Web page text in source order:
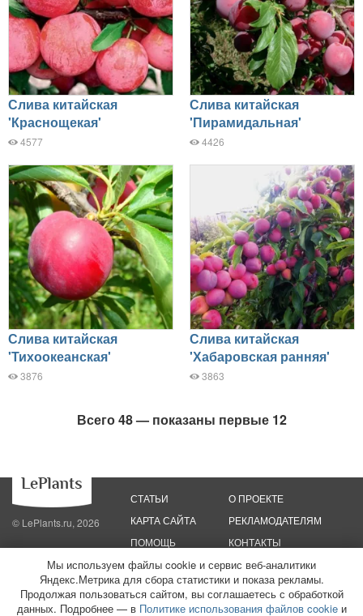
Слива китайская
'Краснощекая'
4577
Слива китайская
'Пирамидальная'
4426
Слива китайская
'Тихоокеанская'
3876
Слива китайская
'Хабаровская ранняя'
3863
Всего 48 — показаны первые 12
© LePlants.ru, 2026
СТАТЬИ
КАРТА САЙТА
ПОМОЩЬ
О ПРОЕКТЕ
РЕКЛАМОДАТЕЛЯМ
КОНТАКТЫ
Политика конфиденциальности
Политика использования файлов cookie
Пользовательское соглашение
Редакционные стандарты
ООО «Трафик»
ИНН 7813175200 ОГРН 1027806866724 Монетизация
Мы используем файлы cookie и сервис веб-аналитики
Яндекс.Метрика для сбора статистики и показа рекламы.
Продолжая пользоваться сайтом, вы соглашаетесь с обработкой
данных. Подробнее — в Политике использования файлов cookieи